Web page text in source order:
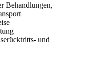
Behandlungen,
und